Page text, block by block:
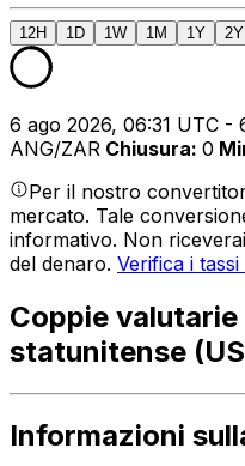
12H 1D 1W 1M 1Y 2Y
6 ago 2026, 06:31 UTC -
ANG/ZAR Chiusura: 0
Per il nostro
mercato. Tale
informativo. Non
del denaro. Verifica i
Coppie valutarie
statunitense
Informazioni